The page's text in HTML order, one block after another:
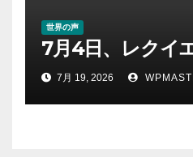
世界の声
7月4日、レクイ
7月 19, 2026